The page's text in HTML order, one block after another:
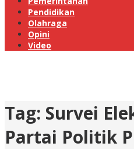
Pendidikan
Olahraga
Opini
Video
Tag: Survei
Partai Politik